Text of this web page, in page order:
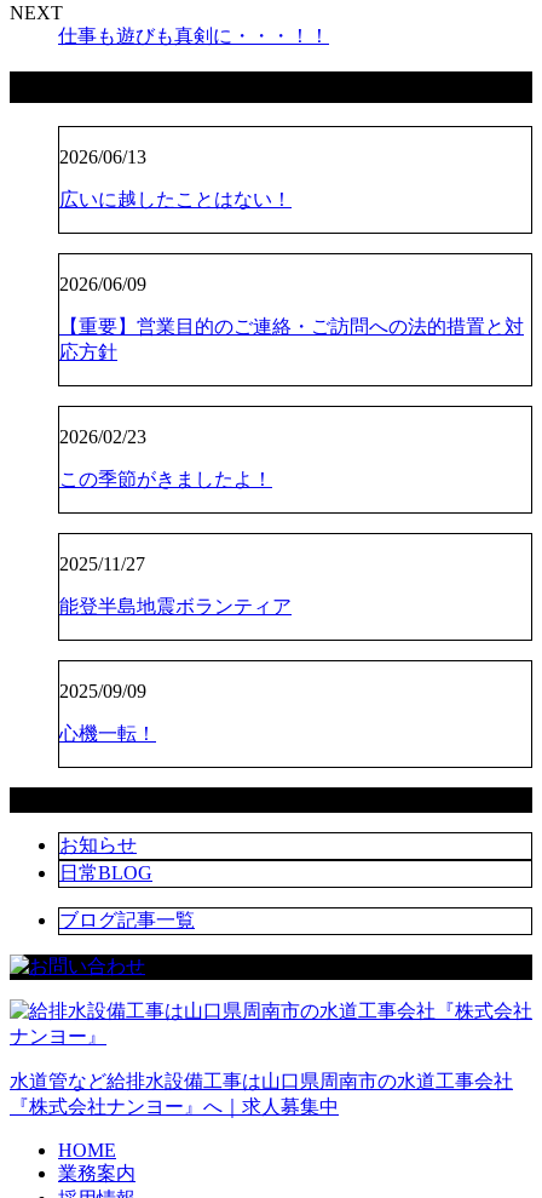
NEXT
仕事も遊びも真剣に・・・！！
2026/06/13
広いに越したことはない！
2026/06/09
【重要】営業目的のご連絡・ご訪問への法的措置と対
応方針
2026/02/23
この季節がきましたよ！
2025/11/27
能登半島地震ボランティア
2025/09/09
心機一転！
お知らせ
日常BLOG
ブログ記事一覧
水道管など給排水設備工事は山口県周南市の水道工事会社
『株式会社ナンヨー』へ｜求人募集中
HOME
業務案内